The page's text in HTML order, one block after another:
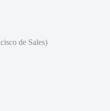
de Sales)